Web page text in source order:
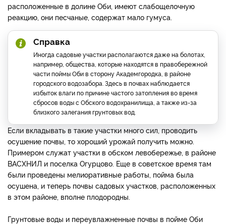
расположенные в долине Оби, имеют слабощелочную
реакцию, они песчаные, содержат мало гумуса.
Справка
Иногда садовые участки располагаются даже на болотах,
например, общества, которые находятся в правобережной
части поймы Оби в сторону Академгородка, в районе
городского водозабора. Здесь в почвах наблюдается
избыток влаги по причине частого затопления во время
сбросов воды с Обского водохранилища, а также из-за
близкого залегания грунтовых вод.
Если вкладывать в такие участки много сил, проводить
осушение почвы, то хороший урожай получить можно.
Примером служат участки в обском левобережье, в районе
ВАСХНИЛ и поселка Огурцово. Еще в советское время там
были проведены мелиоративные работы, пойма была
осушена, и теперь почвы садовых участков, расположенных
в этом районе, вполне плодородны.
Грунтовые воды и переувлажненные почвы в пойме Оби